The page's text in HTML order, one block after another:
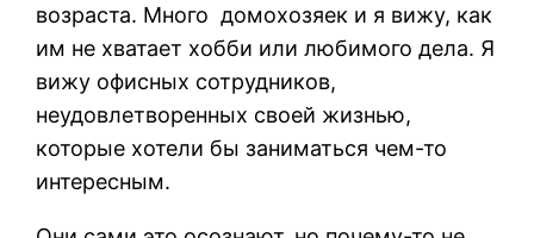
возраста. Много домохозяек и я вижу, как
им не хватает хобби или любимого дела. Я
вижу офисных сотрудников,
неудовлетворенных своей жизнью,
которые хотели бы заниматься чем-то
интересным.